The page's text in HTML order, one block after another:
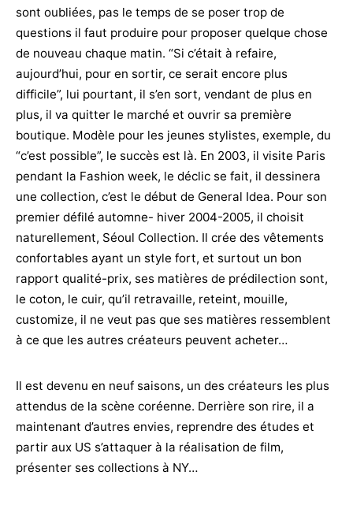
sont oubliées, pas le temps de se poser trop de
questions il faut produire pour proposer quelque chose
de nouveau chaque matin. “Si c’était à refaire,
aujourd’hui, pour en sortir, ce serait encore plus
difficile”, lui pourtant, il s’en sort, vendant de plus en
plus, il va quitter le marché et ouvrir sa première
boutique. Modèle pour les jeunes stylistes, exemple, du
“c’est possible”, le succès est là. En 2003, il visite Paris
pendant la Fashion week, le déclic se fait, il dessinera
une collection, c’est le début de General Idea. Pour son
premier défilé automne- hiver 2004-2005, il choisit
naturellement, Séoul Collection. Il crée des vêtements
confortables ayant un style fort, et surtout un bon
rapport qualité-prix, ses matières de prédilection sont,
le coton, le cuir, qu’il retravaille, reteint, mouille,
customize, il ne veut pas que ses matières ressemblent
à ce que les autres créateurs peuvent acheter…
Il est devenu en neuf saisons, un des créateurs les plus
attendus de la scène coréenne. Derrière son rire, il a
maintenant d’autres envies, reprendre des études et
partir aux US s’attaquer à la réalisation de film,
présenter ses collections à NY…